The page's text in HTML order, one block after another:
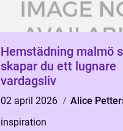
Hemstädning malmö så
skapar du ett lugnare
vardagsliv
02 april 2026
Alice
inspiration